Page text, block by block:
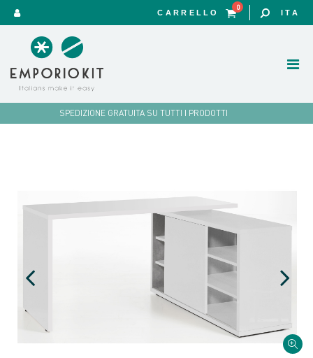
SPEDIZIONE GRATUITA SU TUTTI I PRODOTTI
CARRELLO
0
ITA